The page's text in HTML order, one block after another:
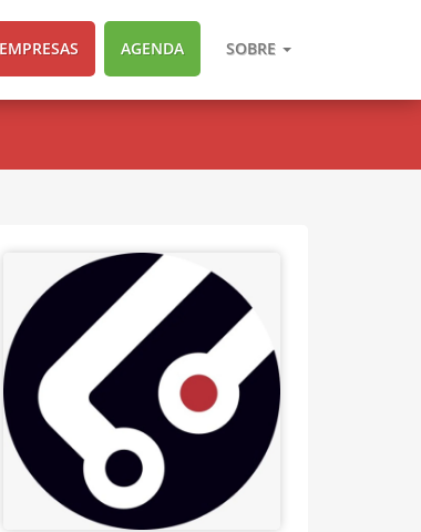
EMPRESAS AGENDA SOBRE